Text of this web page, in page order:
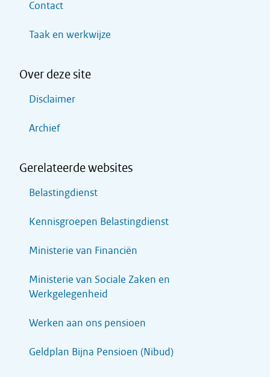
Contact
Taak en werkwijze
Over deze site
Disclaimer
Archief
Gerelateerde websites
Belastingdienst
Kennisgroepen Belastingdienst
Ministerie van Financiën
Ministerie van Sociale Zaken en
Werkgelegenheid
Werken aan ons pensioen
Geldplan Bijna Pensioen (Nibud)